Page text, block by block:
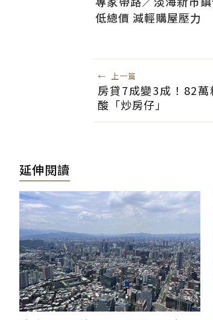
低總價 減輕購屋壓力
← 上一篇
房貸7成變3成！82
酸「炒房仔」
延伸閱讀